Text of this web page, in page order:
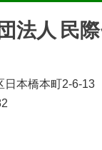
法人 民
日本橋本町2-6-